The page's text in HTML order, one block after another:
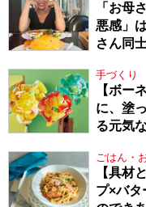
「お母
悪感」
さん同
手づくり
【ボー
に、塗
る元気
ごはん・
【具材
プ×バタ